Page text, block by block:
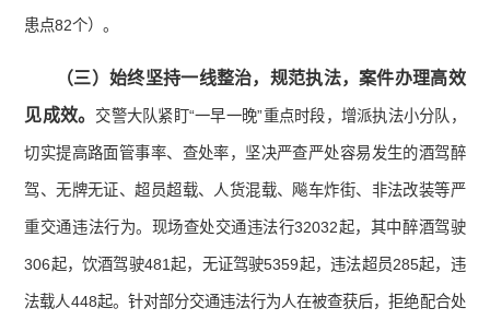
患点82个）。
（三）始终坚持一线整治，规范执法，案件办理高效
见成效。 交警大队紧盯“一早一晚”重点时段，增派执法小分队，
切实提高路面管事率、查处率，坚决严查严处容易发生的酒驾醉
驾、无牌无证、超员超载、人货混载、飚车炸街、非法改装等严
重交通违法行为。现场查处交通违法行32032起，其中醉酒驾驶
306起，饮酒驾驶481起，无证驾驶5359起，违法超员285起，违
法载人448起。针对部分交通违法行为人在被查获后，拒绝配合处